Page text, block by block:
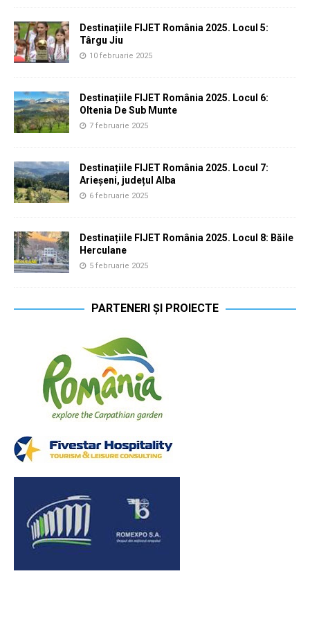
Destinațiile FIJET România 2025. Locul 5:
Târgu Jiu
10 februarie 2025
Destinațiile FIJET România 2025. Locul 6:
Oltenia De Sub Munte
7 februarie 2025
Destinațiile FIJET România 2025. Locul 7:
Arieșeni, județul Alba
6 februarie 2025
Destinațiile FIJET România 2025. Locul 8: Băile
Herculane
5 februarie 2025
PARTENERI ȘI PROIECTE